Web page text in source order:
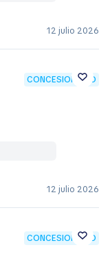
12 julio 2026
CONCESIONARIO
12 julio 2026
CONCESIONARIO